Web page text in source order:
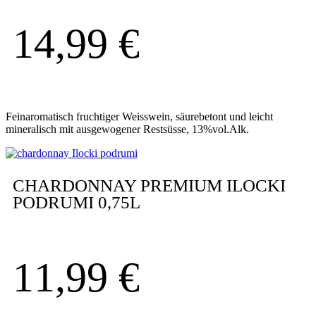
14,99 €
Feinaromatisch fruchtiger Weisswein, säurebetont und leicht
mineralisch mit ausgewogener Restsüsse, 13%vol.Alk.
CHARDONNAY PREMIUM ILOCKI
PODRUMI 0,75L
11,99 €